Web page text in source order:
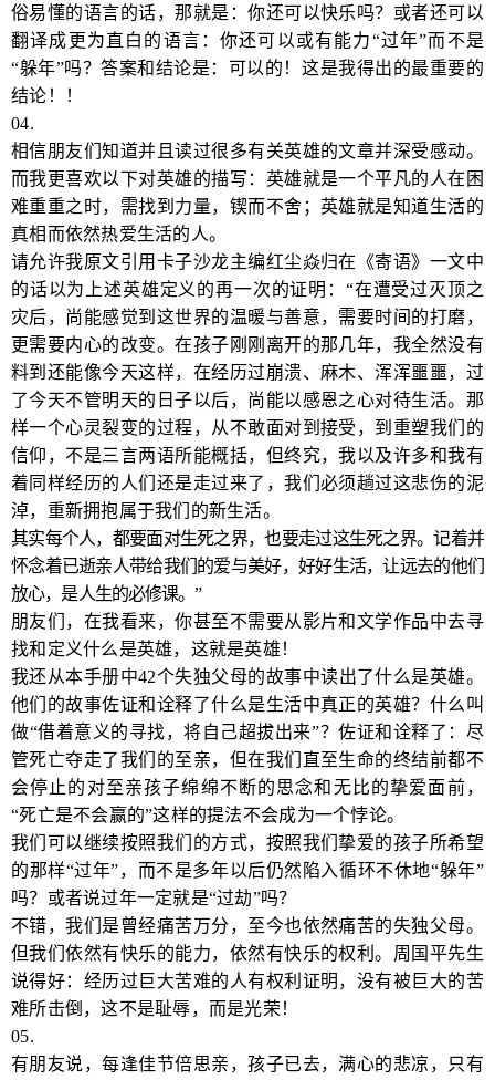
俗易懂的语言的话，那就是：你还可以快乐吗？或者还可以
翻译成更为直白的语言：你还可以或有能力“过年”而不是
“躲年”吗？答案和结论是：可以的！这是我得出的最重要的
结论！！
04.
相信朋友们知道并且读过很多有关英雄的文章并深受感动。
而我更喜欢以下对英雄的描写：英雄就是一个平凡的人在困
难重重之时，需找到力量，锲而不舍；英雄就是知道生活的
真相而依然热爱生活的人。
请允许我原文引用卡子沙龙主编红尘焱归在《寄语》一文中
的话以为上述英雄定义的再一次的证明：“在遭受过灭顶之
灾后，尚能感觉到这世界的温暖与善意，需要时间的打磨，
更需要内心的改变。在孩子刚刚离开的那几年，我全然没有
料到还能像今天这样，在经历过崩溃、麻木、浑浑噩噩，过
了今天不管明天的日子以后，尚能以感恩之心对待生活。那
样一个心灵裂变的过程，从不敢面对到接受，到重塑我们的
信仰，不是三言两语所能概括，但终究，我以及许多和我有
着同样经历的人们还是走过来了，我们必须趟过这悲伤的泥
淖，重新拥抱属于我们的新生活。
其实每个人，都要面对生死之界，也要走过这生死之界。记着并
怀念着已逝亲人带给我们的爱与美好，好好生活，让远去的他们
放心，是人生的必修课。”
朋友们，在我看来，你甚至不需要从影片和文学作品中去寻
找和定义什么是英雄，这就是英雄！
我还从本手册中42个失独父母的故事中读出了什么是英雄。
他们的故事佐证和诠释了什么是生活中真正的英雄？什么叫
做“借着意义的寻找，将自己超拔出来”？佐证和诠释了：尽
管死亡夺走了我们的至亲，但在我们直至生命的终结前都不
会停止的对至亲孩子绵绵不断的思念和无比的挚爱面前，
“死亡是不会赢的”这样的提法不会成为一个悖论。
我们可以继续按照我们的方式，按照我们挚爱的孩子所希望
的那样“过年”，而不是多年以后仍然陷入循环不休地“躲年”
吗？或者说过年一定就是“过劫”吗？
不错，我们是曾经痛苦万分，至今也依然痛苦的失独父母。
但我们依然有快乐的能力，依然有快乐的权利。周国平先生
说得好：经历过巨大苦难的人有权利证明，没有被巨大的苦
难所击倒，这不是耻辱，而是光荣！
05.
有朋友说，每逢佳节倍思亲，孩子已去，满心的悲凉，只有